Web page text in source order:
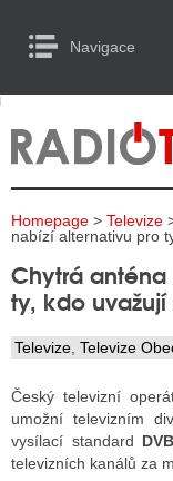
Navigace
RADIA
TELEVIZE
INTERNET
TISK
RADIA
RÁDIÍ
RÁDIÍ
to Content
Homepage > Televize
nabízí alternativu pro
Chytrá anténa
ty, kdo uvažují
Televize Televize
Český televizní
umožní televizním
vysílací standard
televizních kanálů za